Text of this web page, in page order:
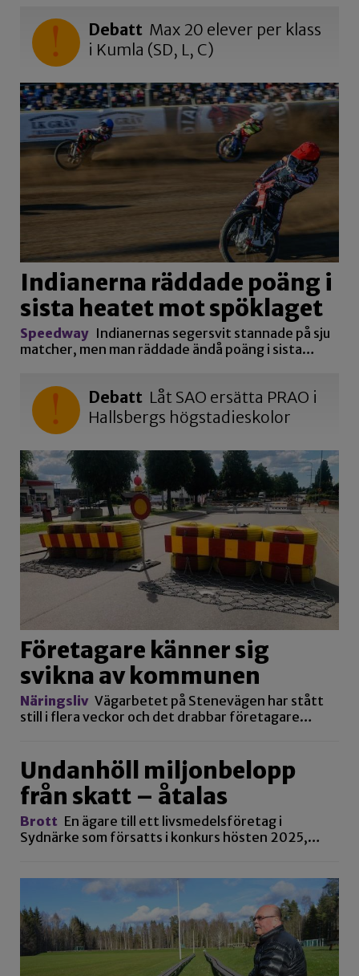
Debatt Max 20 elever per klass
i Kumla (SD, L, C)
Indianerna räddade poäng i
sista heatet mot spöklaget
Speedway Indianernas segersvit stannade på sju
matcher, men man räddade ändå poäng i sista…
Debatt Låt SAO ersätta PRAO i
Hallsbergs högstadieskolor
Företagare känner sig
svikna av kommunen
Näringsliv Vägarbetet på Stenevägen har stått
still i flera veckor och det drabbar företagare…
Undanhöll miljonbelopp
från skatt – åtalas
Brott En ägare till ett livsmedelsföretag i
Sydnärke som försatts i konkurs hösten 2025,…